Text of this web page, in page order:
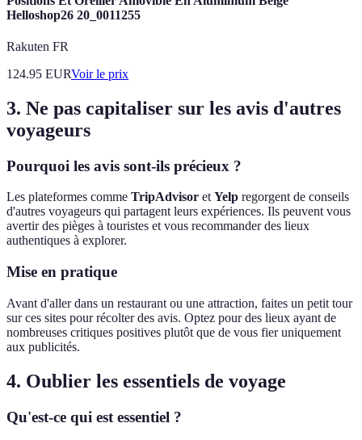
Helloshop26 20_0011255
Rakuten FR
124.95 EURVoir le prix
3. Ne pas capitaliser sur les avis d'autres
voyageurs
Pourquoi les avis sont-ils précieux ?
Les plateformes comme TripAdvisor etYelp regorgent de conseils
d'autres voyageurs qui partagent leurs expériences. Ils peuvent vous
avertir des pièges à touristes et vous recommander des lieux
authentiques à explorer.
Mise en pratique
Avant d'aller dans un restaurant ou une attraction, faites un petit tour
sur ces sites pour récolter des avis. Optez pour des lieux ayant de
nombreuses critiques positives plutôt que de vous fier uniquement
aux publicités.
4. Oublier les essentiels de voyage
Qu'est-ce qui est essentiel ?